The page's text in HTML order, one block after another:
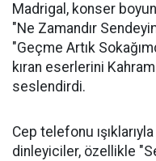
Madrigal, konser
"Ne Zamandır
"Geçme Artık
kıran eserlerini
seslendirdi.
Cep telefonu
dinleyiciler, özellikle